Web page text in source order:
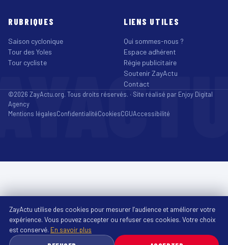
RUBRIQUES
Saison cyclonique
Tour des Yoles
Tour cycliste
LIENS UTILES
Qui sommes-nous ?
Espace adhérent
Régie publicitaire
Soutenir ZayActu
Contact
©2026 ZayActu.org. Tous droits réservés. · Site réalisé par Enjoy Digital
Agency
Mentions légalesConfidentialitéCookiesCGUAccessibilité
ZayActu utilise des cookies pour mesurer l’audience et améliorer votre
expérience. Vous pouvez accepter ou refuser ces cookies. Votre choix
est conservé. En savoir plus